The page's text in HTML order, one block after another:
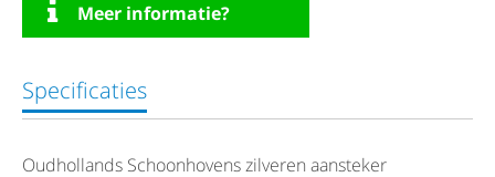
Meer informatie?
Specificaties
Oudhollands Schoonhovens zilveren aansteker